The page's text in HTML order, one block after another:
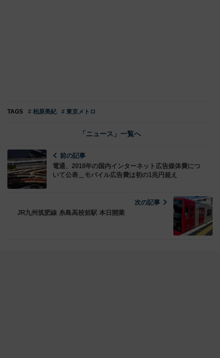
TAGS # 柏原美紀 # 東京メトロ
「ニュース」一覧へ
前の記事
電通、2018年の国内インターネット広告媒体費につ
いて公表＿モバイル広告費は初の1兆円超え
次の記事
JR九州筑肥線 糸島高校前駅 本日開業